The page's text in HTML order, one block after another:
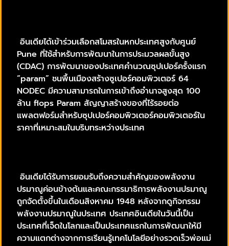
อินเดียได้เข้าร่วมเลือกสโมสรในหกประเทศสูงกับศูนย์
Pune ที่ใช้สำหรับการพัฒนาในการประมวลผลขั้นสูง
(CDAC) การพัฒนาของประเทศคำนวณซุปเปอร์ครั้งแรก
“param” ชนพื้นเมืองสร้างซูเปอร์คอมพิวเตอร์ 64
NODEC มีความสามารถในการเข้าถึงอำนาจสูงสุด 100
ล้าน flops Param สัญญาสร้างของที่ไร้รอยต่อ
แพลตฟอร์มสำหรับซุปเปอร์คอมพิวเตอร์คอมพิวเตอร์ใน
ราคาที่เหมาะสมในบริบทระหว่างประเทศ
อินเดียได้รับการยอมรับถึงความสำคัญของพลังงาน
ปรมาณูค่อนข้างต้นและคณะกรรมาธิการพลังงานปรมาณู
ถูกจัดตั้งขึ้นในเดือนสิงหาคม 1948 หลังจากดูกิจกรรม
พลังงานปรมาณูในประเทศ ประเทศอินเดียในวันนี้เป็น
ประเทศที่เจ็ดในโลกและเป็นประเทศแรกในการพัฒนาให้มี
ความแตกต่างจากการเรียนรู้เทคโนโลยีอย่างรวดเร็วพ่อแม่